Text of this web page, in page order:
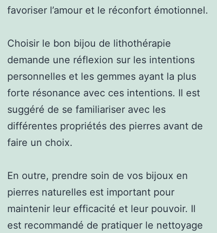
favoriser l’amour et le réconfort émotionnel.
Choisir le bon bijou de lithothérapie
demande une réflexion sur les intentions
personnelles et les gemmes ayant la plus
forte résonance avec ces intentions. Il est
suggéré de se familiariser avec les
différentes propriétés des pierres avant de
faire un choix.
En outre, prendre soin de vos bijoux en
pierres naturelles est important pour
maintenir leur efficacité et leur pouvoir. Il
est recommandé de pratiquer le nettoyage